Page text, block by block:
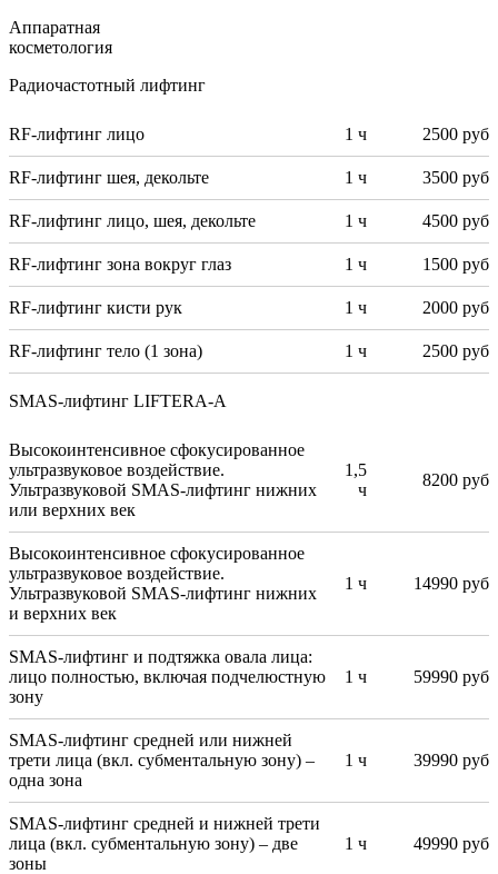
Аппаратная
косметология
Радиочастотный лифтинг
RF-лифтинг лицо 1 ч 2500 руб
RF-лифтинг шея, декольте 1 ч 3500 руб
RF-лифтинг лицо, шея, декольте 1 ч 4500 руб
RF-лифтинг зона вокруг глаз 1 ч 1500 руб
RF-лифтинг кисти рук 1 ч 2000 руб
RF-лифтинг тело (1 зона) 1 ч 2500 руб
SMAS-лифтинг LIFTERA-A
Высокоинтенсивное сфокусированное
ультразвуковое воздействие.
Ультразвуковой SMAS-лифтинг нижних
или верхних век
1,5
ч
8200 руб
Высокоинтенсивное сфокусированное
ультразвуковое воздействие.
Ультразвуковой SMAS-лифтинг нижних
и верхних век
1 ч 14990 руб
SMAS-лифтинг и подтяжка овала лица:
лицо полностью, включая подчелюстную
зону
1 ч 59990 руб
SMAS-лифтинг средней или нижней
трети лица (вкл. субментальную зону) –
одна зона
1 ч 39990 руб
SMAS-лифтинг средней и нижней трети
лица (вкл. субментальную зону) – две
зоны
1 ч 49990 руб